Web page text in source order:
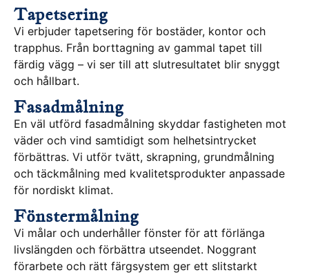
Tapetsering
Vi erbjuder tapetsering för bostäder, kontor och
trapphus. Från borttagning av gammal tapet till
färdig vägg – vi ser till att slutresultatet blir snyggt
och hållbart.
Fasadmålning
En väl utförd fasadmålning skyddar fastigheten mot
väder och vind samtidigt som helhetsintrycket
förbättras. Vi utför tvätt, skrapning, grundmålning
och täckmålning med kvalitetsprodukter anpassade
för nordiskt klimat.
Fönstermålning
Vi målar och underhåller fönster för att förlänga
livslängden och förbättra utseendet. Noggrant
förarbete och rätt färgsystem ger ett slitstarkt